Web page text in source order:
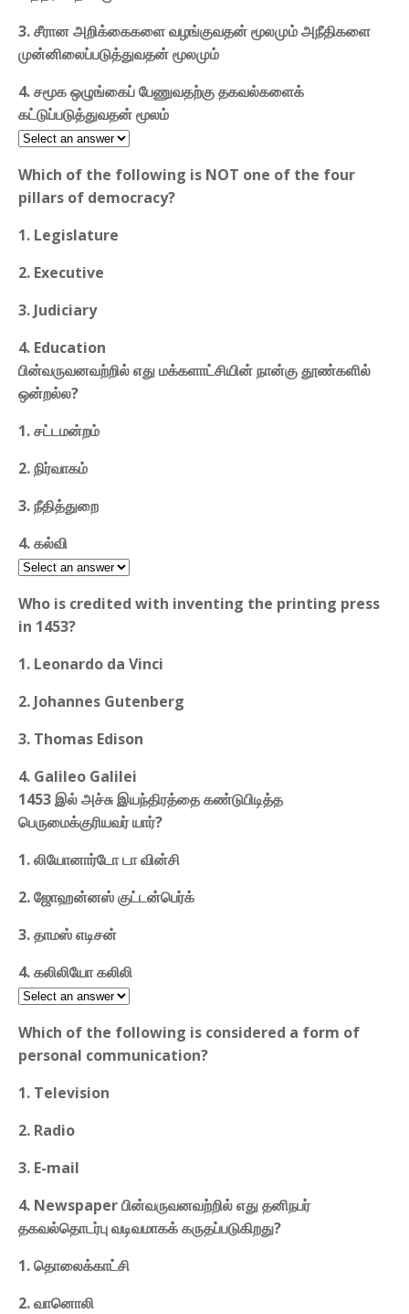
3. சீரான அறிக்கைகளை வழங்குவதன் மூலமும் அநீதிகளை
முன்னிலைப்படுத்துவதன் மூலமும்
4. சமூக ஒழுங்கைப் பேணுவதற்கு தகவல்களைக்
கட்டுப்படுத்துவதன் மூலம்
Which of the following is NOT one of the four
pillars of democracy?
1. Legislature
2. Executive
3. Judiciary
4. Education
பின்வருவனவற்றில் எது மக்களாட்சியின் நான்கு தூண்களில்
ஒன்றல்ல?
1. சட்டமன்றம்
2. நிர்வாகம்
3. நீதித்துறை
4. கல்வி
Who is credited with inventing the printing press
in 1453?
1. Leonardo da Vinci
2. Johannes Gutenberg
3. Thomas Edison
4. Galileo Galilei
1453 இல் அச்சு இயந்திரத்தை கண்டுபிடித்த
பெருமைக்குரியவர் யார்?
1. லியோனார்டோ டா வின்சி
2. ஜோஹன்னஸ் குட்டன்பெர்க்
3. தாமஸ் எடிசன்
4. கலிலியோ கலிலி
Which of the following is considered a form of
personal communication?
1. Television
2. Radio
3. E-mail
4. Newspaper பின்வருவனவற்றில் எது தனிநபர்
தகவல்தொடர்பு வடிவமாகக் கருதப்படுகிறது?
1. தொலைக்காட்சி
2. வானொலி